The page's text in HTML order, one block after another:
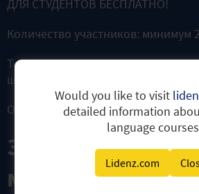
Would you like to visit
detailed information
language
Lidenz.com
ДЛЯ СТУДЕНТОВ БЕСПЛАТНО!
Количество участников: минимум
Тему встречи можно уточнить у
школы по тел. 8 (812) 602-03-99
ОБЯЗАТЕЛЬНА ПРЕДВАРИТЕЛЬНАЯ
Записаться на
мероприятие